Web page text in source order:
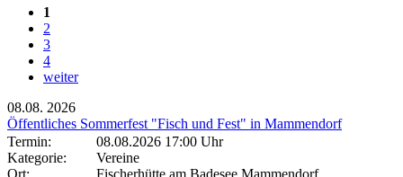
1
2
3
4
weiter
08.08. 2026
Öffentliches Sommerfest "Fisch und Fest" in Mammendorf
Termin:
08.08.2026 17:00 Uhr
Kategorie:
Vereine
Ort:
Fischerhütte am Badesee Mammendorf